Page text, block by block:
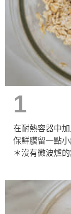
1
在耐熱容器中
保鮮膜留一點
＊沒有微波爐